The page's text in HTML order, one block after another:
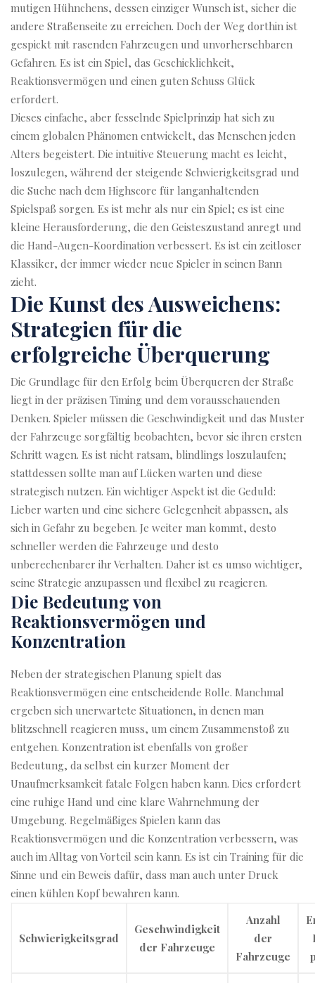
mutigen Hühnchens, dessen einziger Wunsch ist, sicher die
andere Straßenseite zu erreichen. Doch der Weg dorthin ist
gespickt mit rasenden Fahrzeugen und unvorhersehbaren
Gefahren. Es ist ein Spiel, das Geschicklichkeit,
Reaktionsvermögen und einen guten Schuss Glück
erfordert.
Dieses einfache, aber fesselnde Spielprinzip hat sich zu
einem globalen Phänomen entwickelt, das Menschen jeden
Alters begeistert. Die intuitive Steuerung macht es leicht,
loszulegen, während der steigende Schwierigkeitsgrad und
die Suche nach dem Highscore für langanhaltenden
Spielspaß sorgen. Es ist mehr als nur ein Spiel; es ist eine
kleine Herausforderung, die den Geisteszustand anregt und
die Hand-Augen-Koordination verbessert. Es ist ein zeitloser
Klassiker, der immer wieder neue Spieler in seinen Bann
zieht.
Die Kunst des Ausweichens:
Strategien für die
erfolgreiche Überquerung
Die Grundlage für den Erfolg beim Überqueren der Straße
liegt in der präzisen Timing und dem vorausschauenden
Denken. Spieler müssen die Geschwindigkeit und das Muster
der Fahrzeuge sorgfältig beobachten, bevor sie ihren ersten
Schritt wagen. Es ist nicht ratsam, blindlings loszulaufen;
stattdessen sollte man auf Lücken warten und diese
strategisch nutzen. Ein wichtiger Aspekt ist die Geduld:
Lieber warten und eine sichere Gelegenheit abpassen, als
sich in Gefahr zu begeben. Je weiter man kommt, desto
schneller werden die Fahrzeuge und desto
unberechenbarer ihr Verhalten. Daher ist es umso wichtiger,
seine Strategie anzupassen und flexibel zu reagieren.
Die Bedeutung von
Reaktionsvermögen und
Konzentration
Neben der strategischen Planung spielt das
Reaktionsvermögen eine entscheidende Rolle. Manchmal
ergeben sich unerwartete Situationen, in denen man
blitzschnell reagieren muss, um einem Zusammenstoß zu
entgehen. Konzentration ist ebenfalls von großer
Bedeutung, da selbst ein kurzer Moment der
Unaufmerksamkeit fatale Folgen haben kann. Dies erfordert
eine ruhige Hand und eine klare Wahrnehmung der
Umgebung. Regelmäßiges Spielen kann das
Reaktionsvermögen und die Konzentration verbessern, was
auch im Alltag von Vorteil sein kann. Es ist ein Training für die
Sinne und ein Beweis dafür, dass man auch unter Druck
einen kühlen Kopf bewahren kann.
Schwierigkeitsgrad
Geschwindigkeit
der Fahrzeuge
Anzahl
der
Fahrzeuge